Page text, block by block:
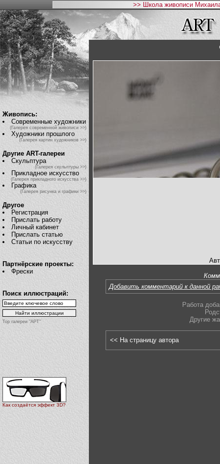
>> Школа живописи
Живопись:
Современные художники
(Галерея современной живописи >>)
Художники прошлого
(Галерея картин художников >>)
Другие ART-галереи
Скульптура
(Галерея скульптуры >>)
Прикладное искусство
(Галерея прикладного искусства >>)
Графика
(Галерея рисунка и графики >>)
Другое
Регистрация
Прислать работу
Личный кабинет
Прислать статью
Статьи по искусству
Партнёрские проекты:
Фрески
Поиск иллюстраций:
Top галереи "АРТ"
Как создаётся эффект 3D?
Добавить комментарий к данной
Работа
Другие
<< На страницу автора